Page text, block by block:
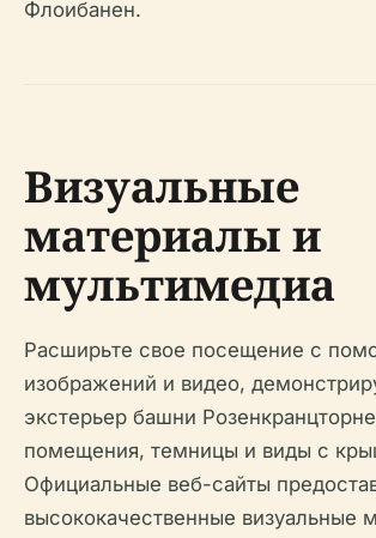
Флоибанен.
Визуальные
материалы и
мультимедиа
Расширьте свое посещение с
изображений и видео,
экстерьер башни
помещения, темницы и виды с
Официальные веб-сайты
высококачественные визуальные